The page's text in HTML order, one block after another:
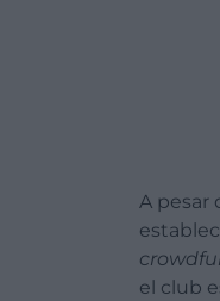
A pesar
el club